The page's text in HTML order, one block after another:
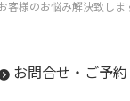
様のお悩み解決致しま
お問合せ・ご予約